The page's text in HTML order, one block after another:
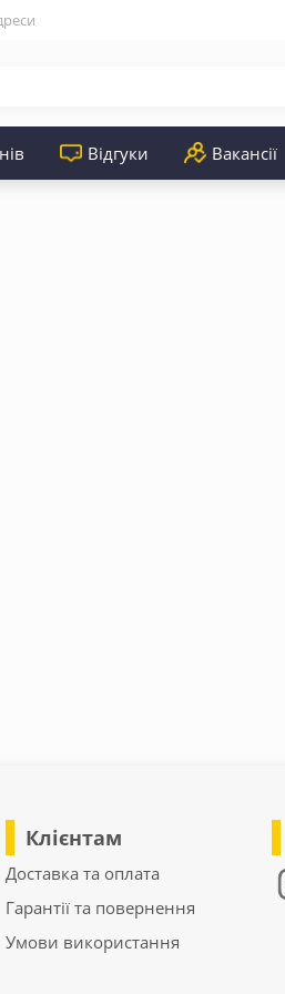
Відгуки Вакансії
Клієнтам
Доставка та оплата
Гарантії та повернення
Умови використання